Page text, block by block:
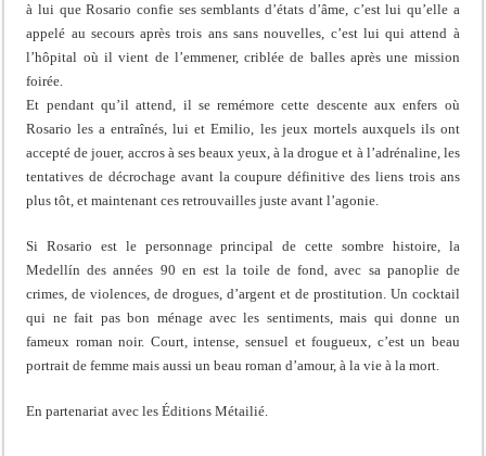
à lui que Rosario confie ses semblants d’états d’âme, c’est lui qu’elle a
appelé au secours après trois ans sans nouvelles, c’est lui qui attend à
l’hôpital où il vient de l’emmener, criblée de balles après une mission
foirée.
Et pendant qu’il attend, il se remémore cette descente aux enfers où
Rosario les a entraînés, lui et Emilio, les jeux mortels auxquels ils ont
accepté de jouer, accros à ses beaux yeux, à la drogue et à l’adrénaline, les
tentatives de décrochage avant la coupure définitive des liens trois ans
plus tôt, et maintenant ces retrouvailles juste avant l’agonie.
Si Rosario est le personnage principal de cette sombre histoire, la
Medellín des années 90 en est la toile de fond, avec sa panoplie de
crimes, de violences, de drogues, d’argent et de prostitution. Un cocktail
qui ne fait pas bon ménage avec les sentiments, mais qui donne un
fameux roman noir. Court, intense, sensuel et fougueux, c’est un beau
portrait de femme mais aussi un beau roman d’amour, à la vie à la mort.
En partenariat avec les Éditions Métailié.